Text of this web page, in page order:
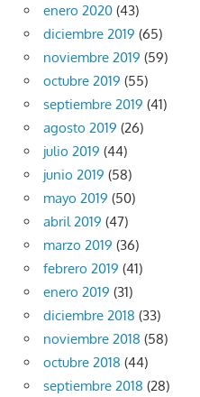
enero 2020 (43)
diciembre 2019 (65)
noviembre 2019 (59)
octubre 2019 (55)
septiembre 2019 (41)
agosto 2019 (26)
julio 2019 (44)
junio 2019 (58)
mayo 2019 (50)
abril 2019 (47)
marzo 2019 (36)
febrero 2019 (41)
enero 2019 (31)
diciembre 2018 (33)
noviembre 2018 (58)
octubre 2018 (44)
septiembre 2018 (28)